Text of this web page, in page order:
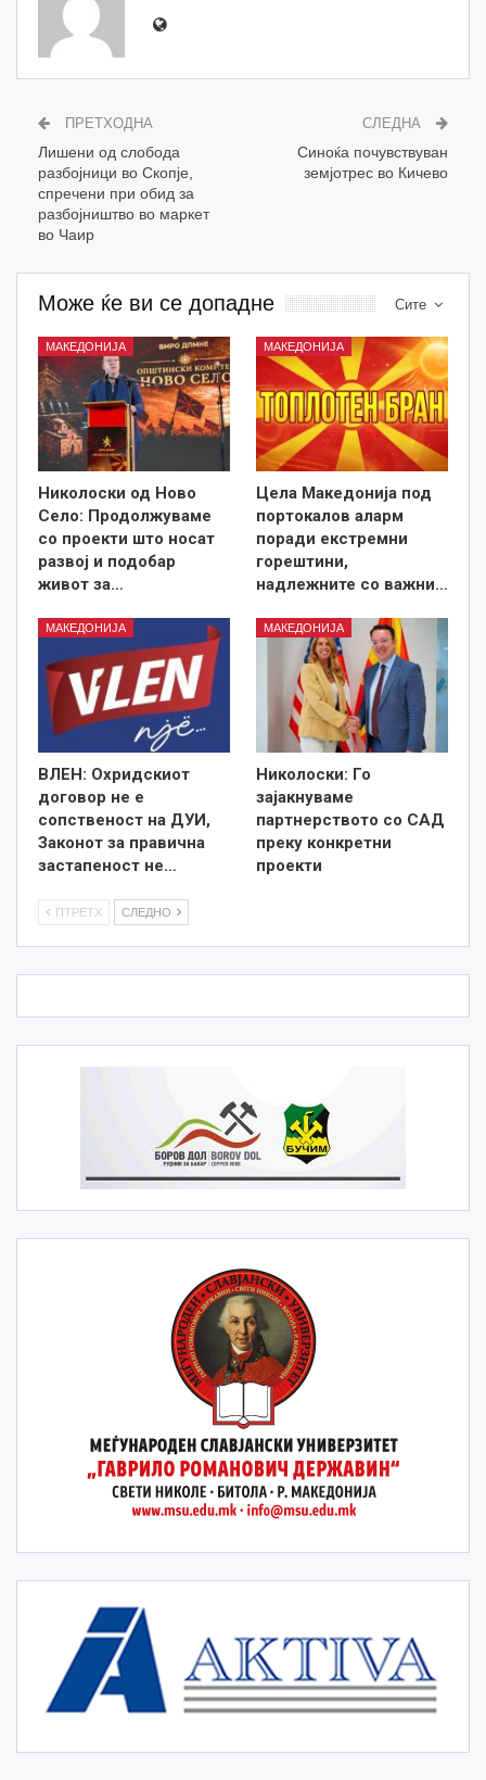
ПРЕТХОДНА
Лишени од слобода
разбојници во Скопје,
спречени при обид за
разбојништво во маркет
во Чаир
СЛЕДНА
Синоќа почувствуван
земјотрес во Кичево
Сите
Може ќе ви се допадне
МАКЕДОНИЈА
Николоски од Ново
Село: Продолжуваме
со проекти што носат
развој и подобар
живот за…
МАКЕДОНИЈА
Цела Македонија под
портокалов аларм
поради екстремни
горештини,
надлежните со важни…
МАКЕДОНИЈА
ВЛЕН: Охридскиот
договор не е
сопственост на ДУИ,
Законот за правична
застапеност не…
МАКЕДОНИЈА
Николоски: Го
зајакнуваме
партнерството со САД
преку конкретни
проекти
ПТРЕТХ СЛЕДНО